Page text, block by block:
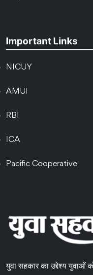
Important Links
NICUY
AMUI
RBI
ICA
Pacific Cooperative
युवा सहकार का उद्देश्य युवाओं